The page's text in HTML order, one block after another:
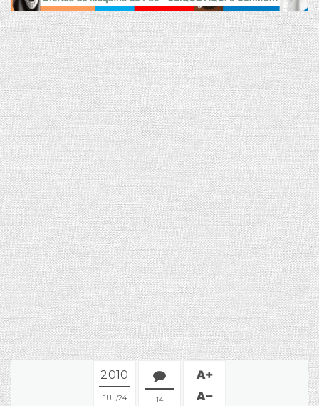
2010
JUL 24 14